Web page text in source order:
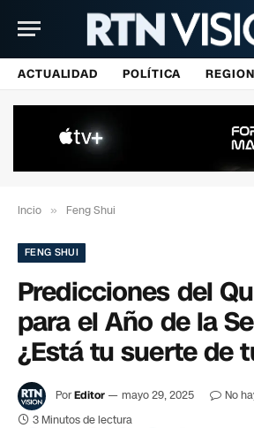
ACTUALIDAD POLÍTICA
Incio » Feng Shui
FENG SHUI
Predicciones del
para el Año de la
¿Está tu suerte de
PorEditor mayo 29, 2025
No
3 Minutos de lectura